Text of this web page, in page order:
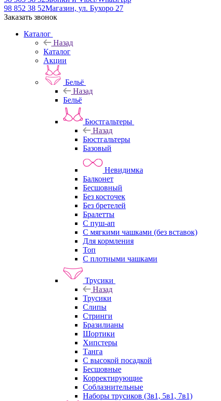
98 852 38 52Магазин, ул. Бухоро 27
Заказать звонок
Каталог
Назад
Каталог
Акции
Бельё
Назад
Бельё
Бюстгальтеры
Назад
Бюстгальтеры
Базовый
Невидимка
Балконет
Бесшовный
Без косточек
Без бретелей
Бралетты
С пуш-ап
С мягкими чашками (без вставок)
Для кормления
Топ
С плотными чашками
Трусики
Назад
Трусики
Слипы
Стринги
Бразилианы
Шортики
Хипстеры
Танга
С высокой посадкой
Бесшовные
Корректирующие
Соблазнительные
Наборы трусиков (3в1, 5в1, 7в1)